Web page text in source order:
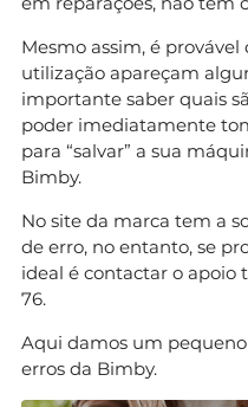
Mesmo assim, é
utilização apareçam
importante saber quais
poder imediatamente
para “salvar” a sua
Bimby.
No site da marca tem a
de erro, no entanto, se
ideal é contactar o apoio
76.
Aqui damos um
erros da Bimby.